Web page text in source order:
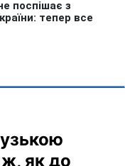
як до